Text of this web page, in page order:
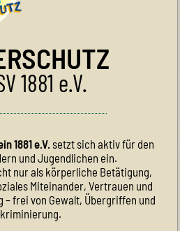
1881 e.V.
1881 e.V. setzt sich aktiv für den
und Jugendlichen ein.
nur als körperliche Betätigung,
Miteinander, Vertrauen und
frei von Gewalt, Übergriffen und